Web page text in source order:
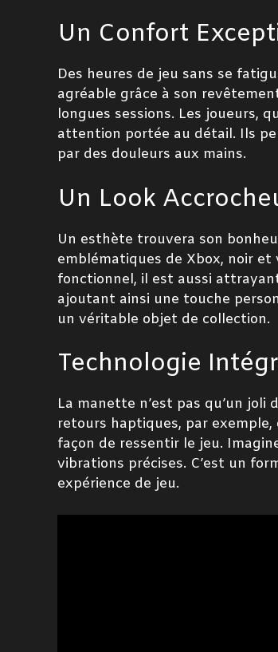
Un Confort
Des heures de jeu sans se
agréable grâce à son
longues sessions. Les joueurs,
attention portée au détail. Ils
par des douleurs aux mains.
Un Look
Un esthète trouvera son
emblématiques de Xbox, noir
fonctionnel, il est aussi
ajoutant ainsi une touche
un véritable objet de collection.
Technologie
La manette n’est pas qu’un joli
retours haptiques, par
façon de ressentir le jeu.
vibrations précises. C’est un
expérience de jeu.